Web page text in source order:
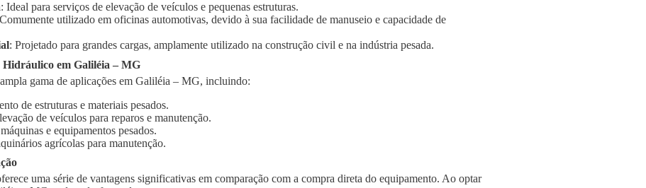
: Ideal para serviços de elevação de veículos e pequenas estruturas.
utilizado em oficinas automotivas, devido à sua facilidade de manuseio e capacidade de
: Projetado para grandes cargas, amplamente utilizado na construção civil e na indústria pesada.
Hidráulico em Galiléia – MG
gama de aplicações em Galiléia – MG, incluindo:
de estruturas e materiais pesados.
de veículos para reparos e manutenção.
e equipamentos pesados.
agrícolas para manutenção.
uma série de vantagens significativas em comparação com a compra direta do equipamento. Ao optar